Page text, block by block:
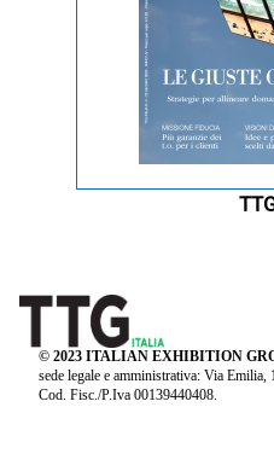
© 2023 ITALIAN EXHIBITION
sede legale e amministrativa: Via
Cod. Fisc./P.Iva 00139440408.